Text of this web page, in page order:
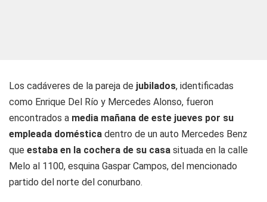
Los cadáveres de la pareja de jubilados, identificadas
como Enrique Del Río y Mercedes Alonso, fueron
encontrados a media mañana de este jueves por su
empleada doméstica dentro de un auto Mercedes Benz
que estaba en la cochera de su casa situada en la calle
Melo al 1100, esquina Gaspar Campos, del mencionado
partido del norte del conurbano.